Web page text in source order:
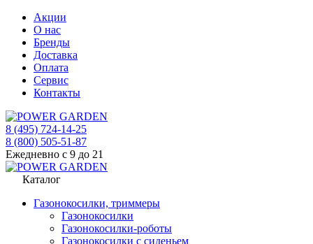
Акции
О нас
Бренды
Доставка
Оплата
Сервис
Контакты
8 (495) 724-14-25
8 (800) 505-51-87
Ежедневно с 9 до 21
Каталог
Газонокосилки, триммеры
Газонокосилки
Газонокосилки-роботы
Газонокосилки с сиденьем